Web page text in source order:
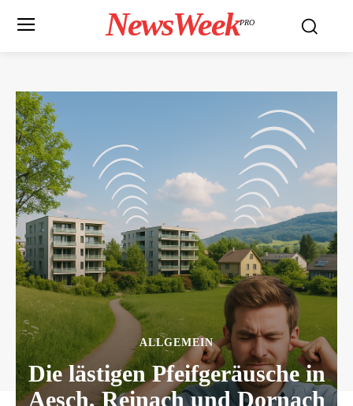
NewsWeekPRO
ALLGEMEIN
Die lästigen Pfeifgeräusche in
Aesch, Reinach und Dornach